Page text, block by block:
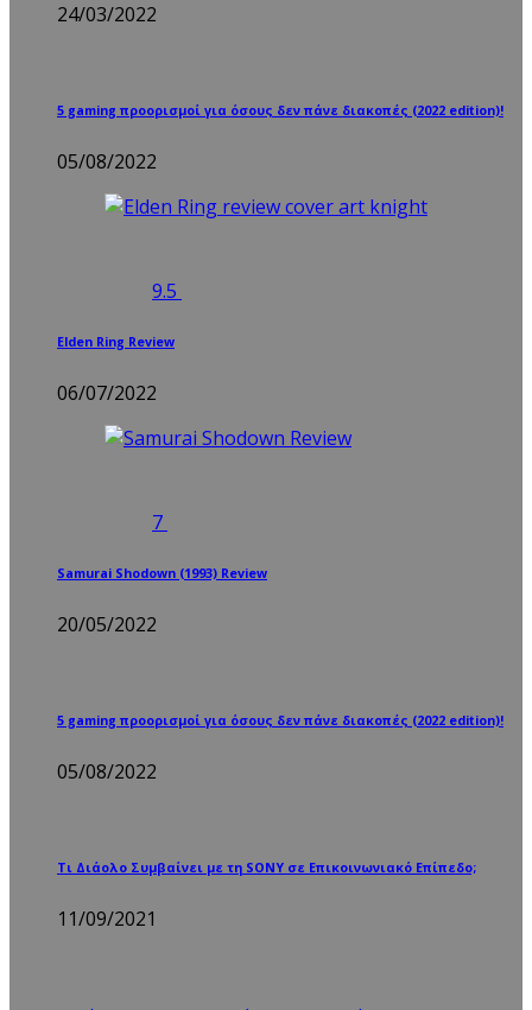
24/03/2022
5 gaming προορισμοί για όσους δεν πάνε διακοπές (2022 edition)!
05/08/2022
9.5
Elden Ring Review
06/07/2022
7
Samurai Shodown (1993) Review
20/05/2022
5 gaming προορισμοί για όσους δεν πάνε διακοπές (2022 edition)!
05/08/2022
Τι Διάολο Συμβαίνει με τη SONY σε Επικοινωνιακό Επίπεδο;
11/09/2021